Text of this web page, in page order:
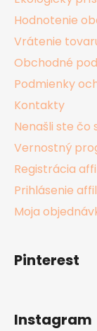
Hodnotenie
Vrátenie
Obchodné
Podmienky
Kontakty
Nenašli ste čo
Vernostný
Registrácia
Prihlásenie
Moja
Pinterest
Instagram